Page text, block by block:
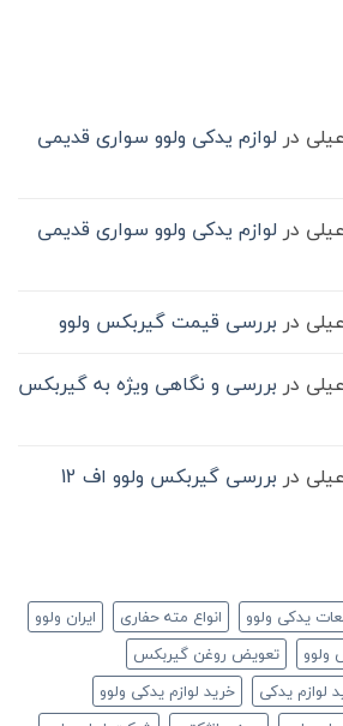
در لوازم یدکی ولوو سواری قدیمی
در لوازم یدکی ولوو سواری قدیمی
در بررسی قیمت گیربکس ولوو
در بررسی و نگاهی ویژه به گیربکس
در بررسی گیربکس ولوو اف 12
یدکی ولوو انواع مته حفاری
ایران ولوو
ولوو
تعویض روغن گیربکس
لوازم یدکی
خرید لوازم یدکی ولوو